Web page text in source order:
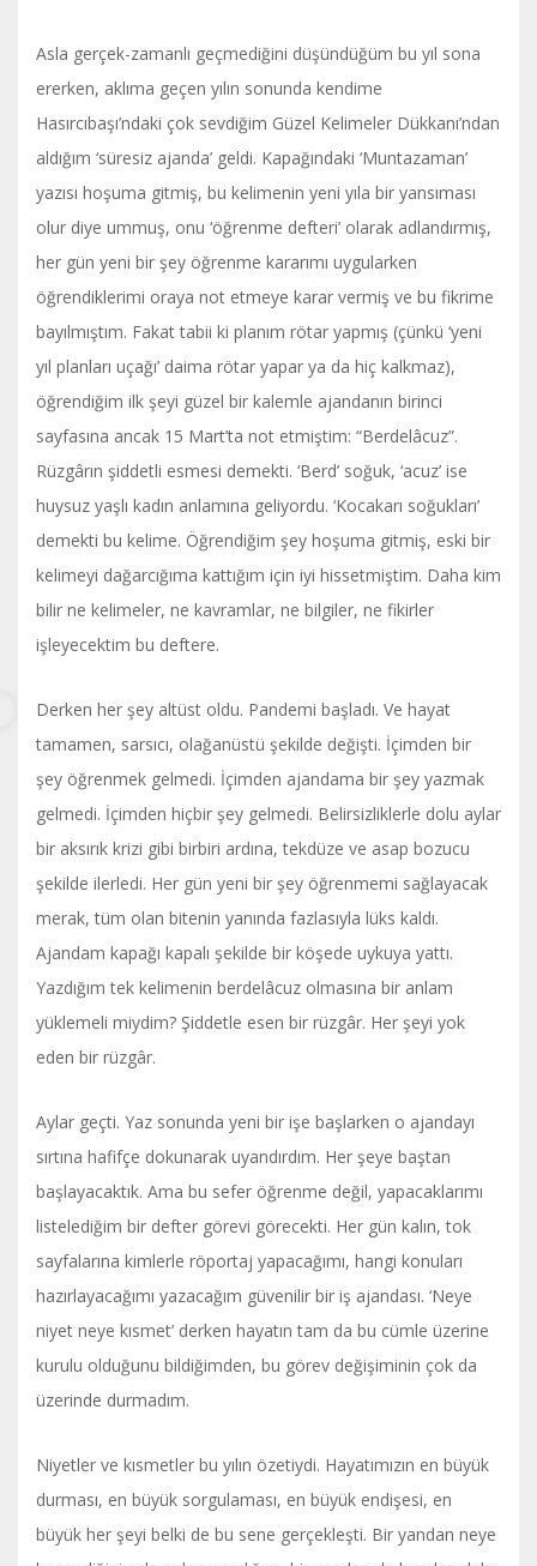
Asla gerçek-zamanlı geçmediğini düşündüğüm bu yıl sona
ererken, aklıma geçen yılın sonunda kendime
Hasırcıbaşı’ndaki çok sevdiğim Güzel Kelimeler Dükkanı’ndan
aldığım ‘süresiz ajanda’ geldi. Kapağındaki ‘Muntazaman’
yazısı hoşuma gitmiş, bu kelimenin yeni yıla bir yansıması
olur diye ummuş, onu ‘öğrenme defteri’ olarak adlandırmış,
her gün yeni bir şey öğrenme kararımı uygularken
öğrendiklerimi oraya not etmeye karar vermiş ve bu fikrime
bayılmıştım. Fakat tabii ki planım rötar yapmış (çünkü ‘yeni
yıl planları uçağı’ daima rötar yapar ya da hiç kalkmaz),
öğrendiğim ilk şeyi güzel bir kalemle ajandanın birinci
sayfasına ancak 15 Mart’ta not etmiştim: “Berdelâcuz”.
Rüzgârın şiddetli esmesi demekti. ‘Berd’ soğuk, ‘acuz’ ise
huysuz yaşlı kadın anlamına geliyordu. ‘Kocakarı soğukları’
demekti bu kelime. Öğrendiğim şey hoşuma gitmiş, eski bir
kelimeyi dağarcığıma kattığım için iyi hissetmiştim. Daha kim
bilir ne kelimeler, ne kavramlar, ne bilgiler, ne fikirler
işleyecektim bu deftere.
Derken her şey altüst oldu. Pandemi başladı. Ve hayat
tamamen, sarsıcı, olağanüstü şekilde değişti. İçimden bir
şey öğrenmek gelmedi. İçimden ajandama bir şey yazmak
gelmedi. İçimden hiçbir şey gelmedi. Belirsizliklerle dolu aylar
bir aksırık krizi gibi birbiri ardına, tekdüze ve asap bozucu
şekilde ilerledi. Her gün yeni bir şey öğrenmemi sağlayacak
merak, tüm olan bitenin yanında fazlasıyla lüks kaldı.
Ajandam kapağı kapalı şekilde bir köşede uykuya yattı.
Yazdığım tek kelimenin berdelâcuz olmasına bir anlam
yüklemeli miydim? Şiddetle esen bir rüzgâr. Her şeyi yok
eden bir rüzgâr.
Aylar geçti. Yaz sonunda yeni bir işe başlarken o ajandayı
sırtına hafifçe dokunarak uyandırdım. Her şeye baştan
başlayacaktık. Ama bu sefer öğrenme değil, yapacaklarımı
listelediğim bir defter görevi görecekti. Her gün kalın, tok
sayfalarına kimlerle röportaj yapacağımı, hangi konuları
hazırlayacağımı yazacağım güvenilir bir iş ajandası. ‘Neye
niyet neye kısmet’ derken hayatın tam da bu cümle üzerine
kurulu olduğunu bildiğimden, bu görev değişiminin çok da
üzerinde durmadım.
Niyetler ve kısmetler bu yılın özetiydi. Hayatımızın en büyük
durması, en büyük sorgulaması, en büyük endişesi, en
büyük her şeyi belki de bu sene gerçekleşti. Bir yandan neye